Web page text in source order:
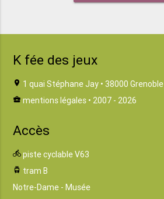
K fée des jeux
location_on 1 quai Stéphane Jay • 38000 Grenoble
business_center mentions légales • 2007 - 2026
Accès
directions_bike piste cyclable V63
tram tram B
Notre-Dame - Musée